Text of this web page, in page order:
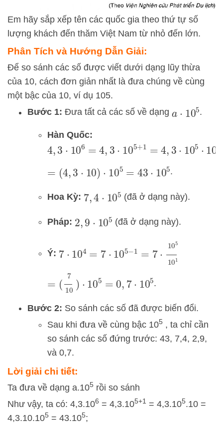
Em hãy sắp xếp tên các quốc gia theo thứ tự số
lượng khách đến thăm Việt Nam từ nhỏ đến lớn.
Phân Tích và Hướng Dẫn Giải:
Để so sánh các số được viết dưới dạng lũy thừa
của 10, cách đơn giản nhất là đưa chúng về cùng
một bậc của 10, ví dụ 105.
Bước 1: Đưa tất cả các số về dạng a ⋅105.
Hàn Quốc:
4, 3 106=4 3⋅ 10 5+1=4,3 ⋅105 ⋅101
=( 4,3 ⋅10)⋅10 5=43⋅ 105 .
Hoa Kỳ: 7,4 105 (đã ở dạng này).
Pháp: 2, 9 105 (đã ở dạng này).
Ý: 7 104 ⋅10 5 −1 = 10 10
7 10 ) 105= 7 10 5 .
Bước 2: So sánh các số đã được biến đổi.
Sau khi đưa về cùng bậc 105 , ta chỉ cần
so sánh các số đứng trước: 43, 7,4, 2,9,
và 0,7.
Lời giải chi tiết:
Ta đưa về dạng a.105 rồi so sánh
Như vậy, ta có: 4,3.106 = 4,3.105+1 = 4,3.105.10 =
4,3.10.105 = 43.105;